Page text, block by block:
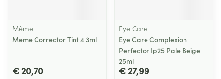
Même
Meme Corrector Tint 4 3ml
€ 20,70
Eye Care
Eye Care Complexion
Perfector Ip25 Pale Beige
25ml
€ 27,99